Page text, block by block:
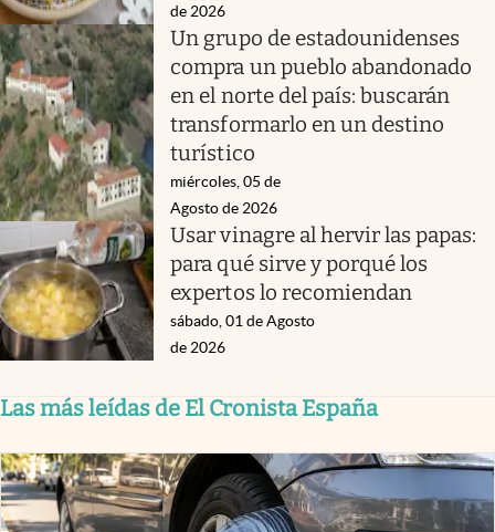
de 2026
Un grupo de estadounidenses
compra un pueblo abandonado
en el norte del país: buscarán
transformarlo en un destino
turístico
miércoles, 05 de
Agosto de 2026
Usar vinagre al hervir las papas:
para qué sirve y porqué los
expertos lo recomiendan
sábado, 01 de Agosto
de 2026
Las más leídas de El Cronista España